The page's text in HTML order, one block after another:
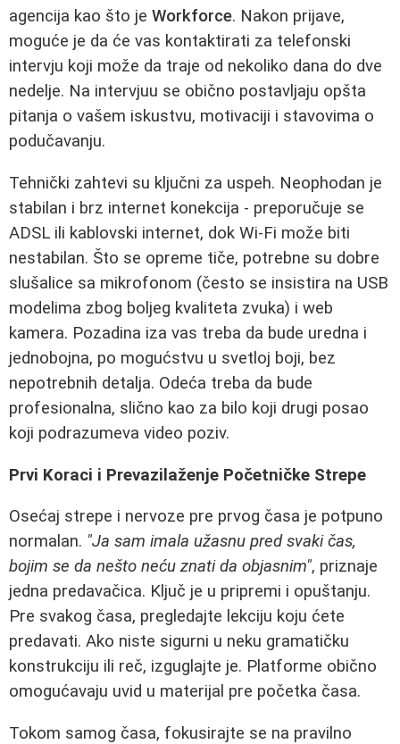
agencija kao što je Workforce. Nakon prijave,
moguće je da će vas kontaktirati za telefonski
intervju koji može da traje od nekoliko dana do dve
nedelje. Na intervjuu se obično postavljaju opšta
pitanja o vašem iskustvu, motivaciji i stavovima o
podučavanju.
Tehnički zahtevi su ključni za uspeh. Neophodan je
stabilan i brz internet konekcija - preporučuje se
ADSL ili kablovski internet, dok Wi-Fi može biti
nestabilan. Što se opreme tiče, potrebne su dobre
slušalice sa mikrofonom (često se insistira na USB
modelima zbog boljeg kvaliteta zvuka) i web
kamera. Pozadina iza vas treba da bude uredna i
jednobojna, po mogućstvu u svetloj boji, bez
nepotrebnih detalja. Odeća treba da bude
profesionalna, slično kao za bilo koji drugi posao
koji podrazumeva video poziv.
Prvi Koraci i Prevazilaženje Početničke Strepe
Osećaj strepe i nervoze pre prvog časa je potpuno
normalan. "Ja sam imala užasnu pred svaki čas,
bojim se da nešto neću znati da objasnim", priznaje
jedna predavačica. Ključ je u pripremi i opuštanju.
Pre svakog časa, pregledajte lekciju koju ćete
predavati. Ako niste sigurni u neku gramatičku
konstrukciju ili reč, izguglajte je. Platforme obično
omogućavaju uvid u materijal pre početka časa.
Tokom samog časa, fokusirajte se na pravilno